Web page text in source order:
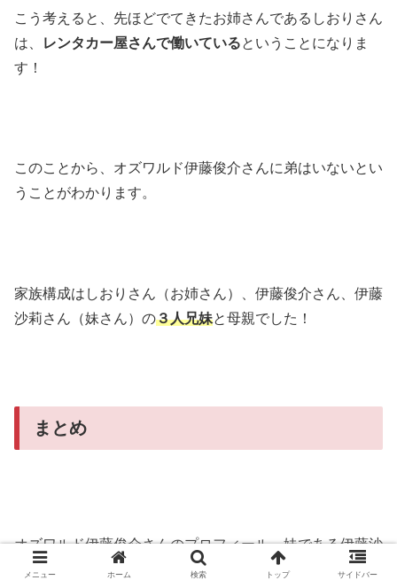
こう考えると、先ほどでてきたお姉さんであるしおりさん
は、
レンタカー屋さんで働いているということになりま
す！
このことから、オズワルド伊藤俊介さんに弟はいないとい
うことがわかります。
家族構成はしおりさん（お姉さん）、伊藤俊介さん、伊藤
沙莉さん（妹さん）の３人兄妹と母親でした！
まとめ
オズワルド伊藤俊介さんのプロフィール、妹である伊藤沙
莉さんのプロフィール、その他の兄妹の情報についてご紹
メニュー ホーム 検索 トップ サイドバー